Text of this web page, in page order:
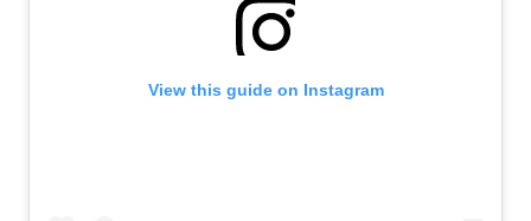
View this guide on Instagram